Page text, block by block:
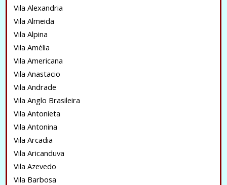
Vila Alexandria
Vila Almeida
Vila Alpina
Vila Amélia
Vila Americana
Vila Anastacio
Vila Andrade
Vila Anglo Brasileira
Vila Antonieta
Vila Antonina
Vila Arcadia
Vila Aricanduva
Vila Azevedo
Vila Barbosa